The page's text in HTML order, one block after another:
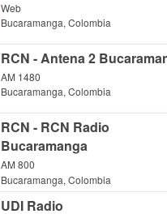
Web
Bucaramanga, Colombia
RCN - Antena 2
AM 1480
Bucaramanga, Colombia
RCN - RCN Radio
Bucaramanga
AM 800
Bucaramanga, Colombia
UDI Radio